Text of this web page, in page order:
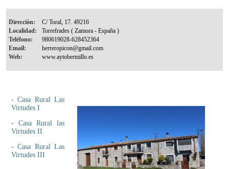
Dirección:
Localidad:
Teléfono:
Email:
Web:
-Casa Rural Las
Virtudes I
- Casa Rural las
Virtudes II
-Casa Rural Las
Virtudes III